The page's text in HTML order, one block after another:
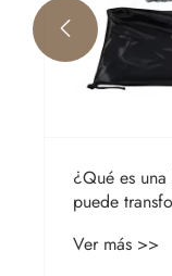
¿Qué es
puede
Ver más >>
